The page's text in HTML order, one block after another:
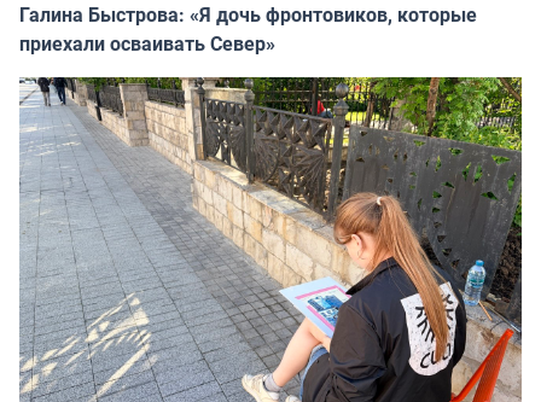
Галина Быстрова: «Я дочь фронтовиков, которые
приехали осваивать Север»